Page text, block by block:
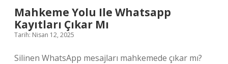
Mahkeme Yolu Ile Whatsapp
Kayıtları Çıkar Mı
Tarih: Nisan 12, 2025
Silinen WhatsApp mesajları mahkemede çıkar mı?